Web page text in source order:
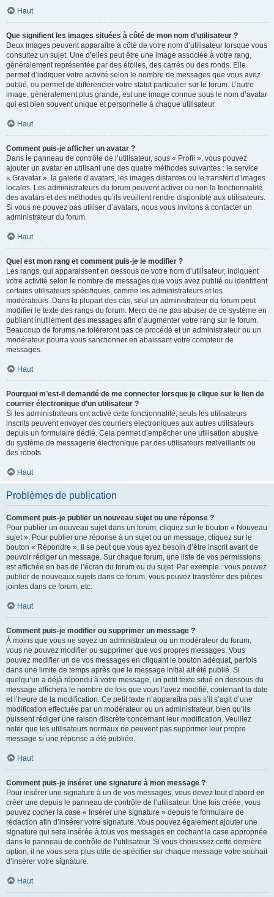
Haut
Que signifient les images situées à côté de mon nom d’utilisateur ?
Deux images peuvent apparaître à côté de votre nom d’utilisateur lorsque vous
consultez un sujet. Une d’elles peut être une image associée à votre rang,
généralement représentée par des étoiles, des carrés ou des ronds. Elle
permet d’indiquer votre activité selon le nombre de messages que vous avez
publié, ou permet de différencier votre statut particulier sur le forum. L’autre
image, généralement plus grande, est une image connue sous le nom d’avatar
qui est bien souvent unique et personnelle à chaque utilisateur.
Haut
Comment puis-je afficher un avatar ?
Dans le panneau de contrôle de l’utilisateur, sous « Profil », vous pouvez
ajouter un avatar en utilisant une des quatre méthodes suivantes : le service
« Gravatar », la galerie d’avatars, les images distantes ou le transfert d’images
locales. Les administrateurs du forum peuvent activer ou non la fonctionnalité
des avatars et des méthodes qu’ils veuillent rendre disponible aux utilisateurs.
Si vous ne pouvez pas utiliser d’avatars, nous vous invitons à contacter un
administrateur du forum.
Haut
Quel est mon rang et comment puis-je le modifier ?
Les rangs, qui apparaissent en dessous de votre nom d’utilisateur, indiquent
votre activité selon le nombre de messages que vous avez publié ou identifient
certains utilisateurs spécifiques, comme les administrateurs et les
modérateurs. Dans la plupart des cas, seul un administrateur du forum peut
modifier le texte des rangs du forum. Merci de ne pas abuser de ce système en
publiant inutilement des messages afin d’augmenter votre rang sur le forum.
Beaucoup de forums ne toléreront pas ce procédé et un administrateur ou un
modérateur pourra vous sanctionner en abaissant votre compteur de
messages.
Haut
Pourquoi m’est-il demandé de me connecter lorsque je clique sur le lien de
courrier électronique d’un utilisateur ?
Si les administrateurs ont activé cette fonctionnalité, seuls les utilisateurs
inscrits peuvent envoyer des courriers électroniques aux autres utilisateurs
depuis un formulaire dédié. Cela permet d’empêcher une utilisation abusive
du système de messagerie électronique par des utilisateurs malveillants ou
des robots.
Haut
Problèmes de publication
Comment puis-je publier un nouveau sujet ou une réponse ?
Pour publier un nouveau sujet dans un forum, cliquez sur le bouton « Nouveau
sujet ». Pour publier une réponse à un sujet ou un message, cliquez sur le
bouton « Répondre ». Il se peut que vous ayez besoin d’être inscrit avant de
pouvoir rédiger un message. Sur chaque forum, une liste de vos permissions
est affichée en bas de l’écran du forum ou du sujet. Par exemple : vous pouvez
publier de nouveaux sujets dans ce forum, vous pouvez transférer des pièces
jointes dans ce forum, etc.
Haut
Comment puis-je modifier ou supprimer un message ?
À moins que vous ne soyez un administrateur ou un modérateur du forum,
vous ne pouvez modifier ou supprimer que vos propres messages. Vous
pouvez modifier un de vos messages en cliquant le bouton adéquat, parfois
dans une limite de temps après que le message initial ait été publié. Si
quelqu’un a déjà répondu à votre message, un petit texte situé en dessous du
message affichera le nombre de fois que vous l’avez modifié, contenant la date
et l’heure de la modification. Ce petit texte n’apparaîtra pas s’il s’agit d’une
modification effectuée par un modérateur ou un administrateur, bien qu’ils
puissent rédiger une raison discrète concernant leur modification. Veuillez
noter que les utilisateurs normaux ne peuvent pas supprimer leur propre
message si une réponse a été publiée.
Haut
Comment puis-je insérer une signature à mon message ?
Pour insérer une signature à un de vos messages, vous devez tout d’abord en
créer une depuis le panneau de contrôle de l’utilisateur. Une fois créée, vous
pouvez cocher la case « Insérer une signature » depuis le formulaire de
rédaction afin d’insérer votre signature. Vous pouvez également ajouter une
signature qui sera insérée à tous vos messages en cochant la case appropriée
dans le panneau de contrôle de l’utilisateur. Si vous choisissez cette dernière
option, il ne vous sera plus utile de spécifier sur chaque message votre souhait
d’insérer votre signature.
Haut